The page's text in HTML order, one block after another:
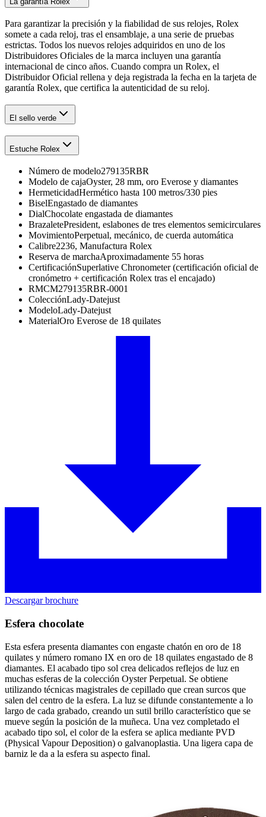
Para garantizar la precisión y la fiabilidad de sus relojes, Rolex
somete a cada reloj, tras el ensamblaje, a una serie de pruebas
estrictas. Todos los nuevos relojes adquiridos en uno de los
Distribuidores Oficiales de la marca incluyen una garantía
internacional de cinco años. Cuando compra un Rolex, el
Distribuidor Oficial rellena y deja registrada la fecha en la tarjeta de
garantía Rolex, que certifica la autenticidad de su reloj.
El sello verde
Estuche Rolex
Número de modelo279135RBR
Modelo de cajaOyster, 28 mm, oro Everose y diamantes
HermeticidadHermético hasta 100 metros/330 pies
BiselEngastado de diamantes
DialChocolate engastada de diamantes
BrazaletePresident, eslabones de tres elementos semicirculares
MovimientoPerpetual, mecánico, de cuerda automática
Calibre2236, Manufactura Rolex
Reserva de marchaAproximadamente 55 horas
CertificaciónSuperlative Chronometer (certificación oficial de
cronómetro + certificación Rolex tras el encajado)
RMCM279135RBR-0001
ColecciónLady-Datejust
ModeloLady-Datejust
MaterialOro Everose de 18 quilates
Descargar brochure
Esfera chocolate
Esta esfera presenta diamantes con engaste chatón en oro de 18
quilates y número romano IX en oro de 18 quilates engastado de 8
diamantes. El acabado tipo sol crea delicados reflejos de luz en
muchas esferas de la colección Oyster Perpetual. Se obtiene
utilizando técnicas magistrales de cepillado que crean surcos que
salen del centro de la esfera. La luz se difunde constantemente a lo
largo de cada grabado, creando un sutil brillo característico que se
mueve según la posición de la muñeca. Una vez completado el
acabado tipo sol, el color de la esfera se aplica mediante PVD
(Physical Vapour Deposition) o galvanoplastia. Una ligera capa de
barniz le da a la esfera su aspecto final.